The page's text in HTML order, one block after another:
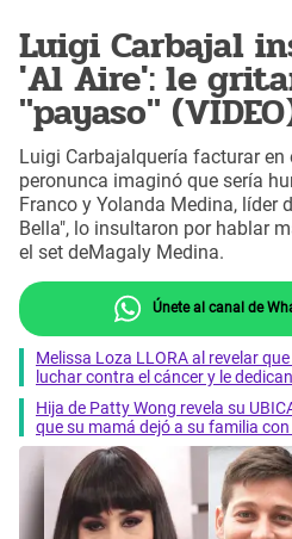
Luigi Carbajal
'Al Aire': le
"payaso"
Luigi Carbajalquería facturar en
peronunca imaginó que sería
Franco y Yolanda Medina, líder
Bella", lo insultaron por hablar
el set deMagaly Medina.
Únete al canal de
Melissa Loza LLORA al revelar
luchar contra el cáncer y le
Hija de Patty Wong revela su
que su mamá dejó a su familia con